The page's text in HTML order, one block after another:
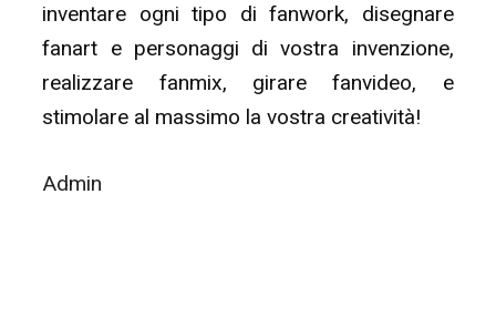
inventare ogni tipo di fanwork, disegnare
fanart e personaggi di vostra invenzione,
realizzare fanmix, girare fanvideo, e
stimolare al massimo la vostra creatività!
Admin